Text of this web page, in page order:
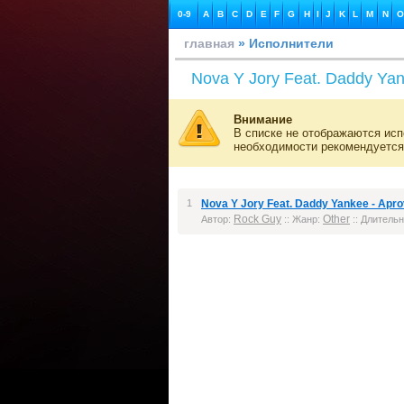
0-9 A B C D E F G H I J K L M N O
главная » Исполнители
Nova Y Jory Feat. Daddy
Внимание
В списке не отображаются
необходимости
1 Nova Y Jory Feat. Daddy Yankee -
Автор: Rock Guy :: Жанр: Other ::